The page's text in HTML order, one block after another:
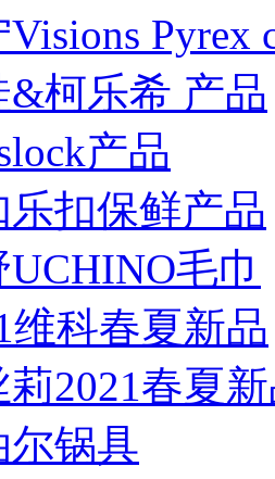
Visions Pyrex
&柯乐希 产品
产品
乐扣保鲜产品
UCHINO毛巾
维科春夏新品
莉2021春夏
尔锅具